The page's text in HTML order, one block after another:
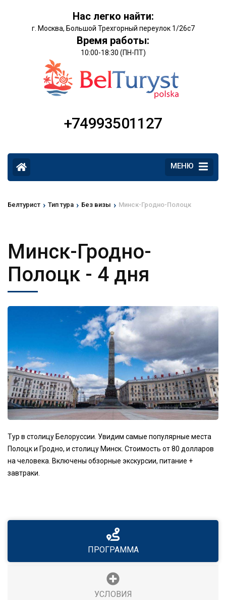
Нас легко найти:
г. Москва, Большой Трехгорный переулок 1/26с7
Время работы:
10:00-18:30 (ПН-ПТ)
+74993501127
МЕНЮ
Белтурист › Тип тура › Без визы › Минск-Гродно-Полоцк
Минск-Гродно-
Полоцк - 4 дня
Тур в столицу Белоруссии. Увидим самые популярные места
Полоцк и Гродно, и столицу Минск. Стоимость от 80 долларов
на человека. Включены обзорные экскурсии, питание +
завтраки.
ПРОГРАММА
УСЛОВИЯ